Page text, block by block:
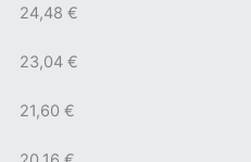
24,48 €
23,04 €
21,60 €